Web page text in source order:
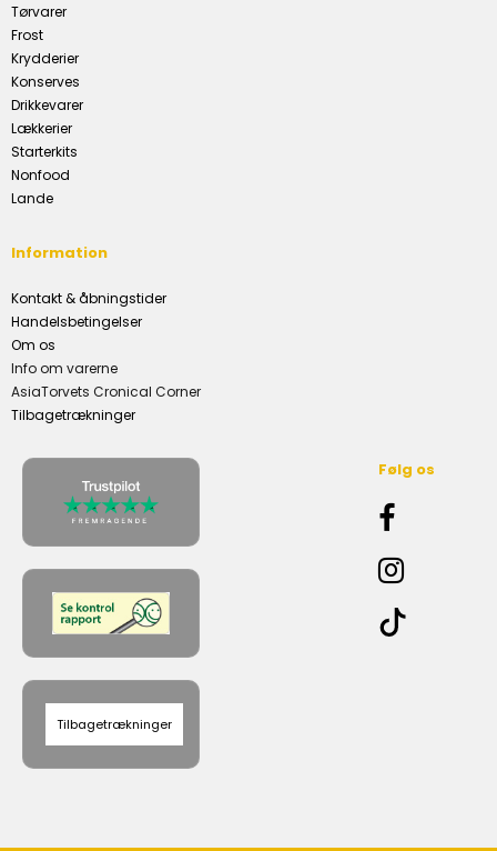
Tørvarer
Frost
Krydderier
Konserves
Drikkevarer
Lækkerier
Starterkits
Nonfood
Lande
Information
Kontakt & åbningstider
Handelsbetingelser
Om os
Info om varerne
AsiaTorvets Cronical Corner
Tilbagetrækninger
Tilbagetrækninger
Følg os